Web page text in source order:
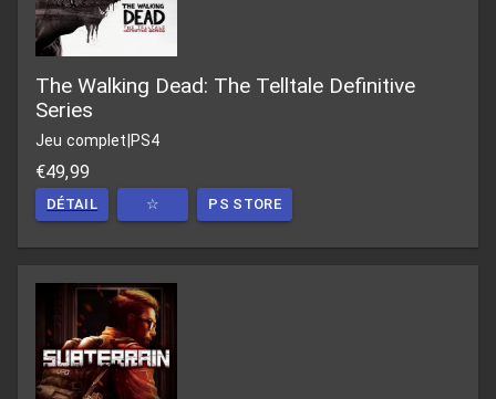
The Walking Dead: The Telltale Definitive
Series
Jeu complet PS4
€49,99
DÉTAIL ☆ PS STORE